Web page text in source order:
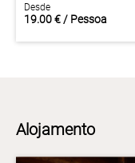
Desde
19.00 € / Pessoa
Alojamento